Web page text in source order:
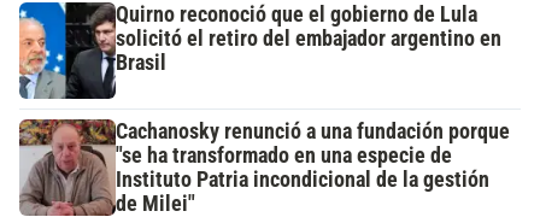
Quirno reconoció que el gobierno de Lula
solicitó el retiro del embajador argentino en
Brasil
Cachanosky renunció a una fundación porque
"se ha transformado en una especie de
Instituto Patria incondicional de la gestión
de Milei"